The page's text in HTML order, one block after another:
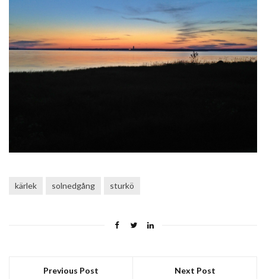
kärlek solnedgång sturkö
Previous Post Next Post